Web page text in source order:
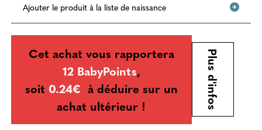
Ajouter le produit à la liste de naissance
Cet achat vous rapportera
12 BabyPoints,
soit 0.24€ à déduire sur un
achat ultérieur !
Plus d'infos